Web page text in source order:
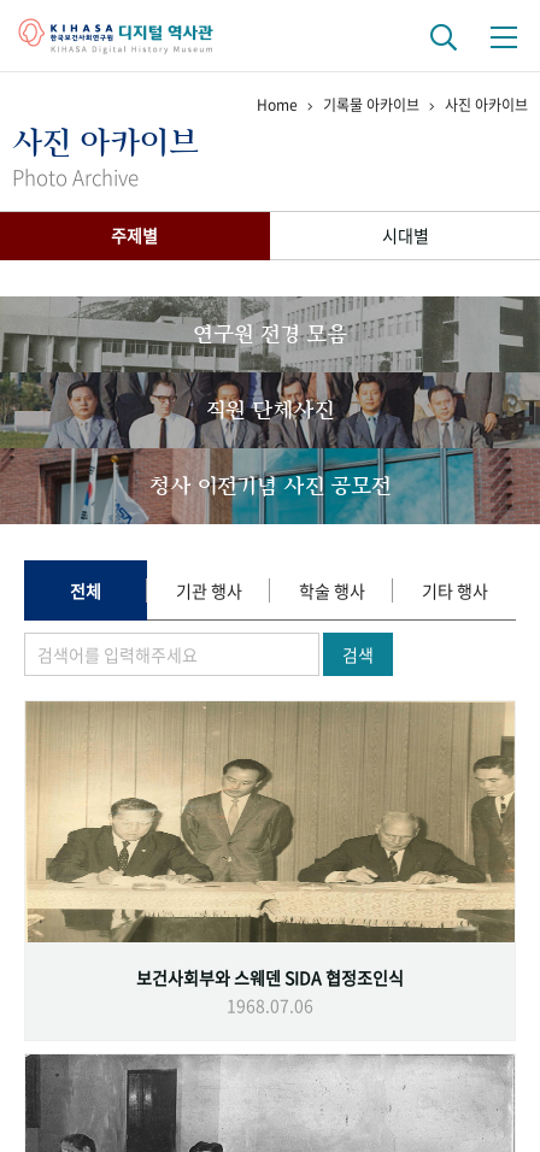
걸어온 길 기관 변천사
간행물 변천사
기록물 아카이브
사진 아카이브 문서 기록물 행정박물 영상 기록물
50+1 주년 기념
성과 50선 숫자로 보는 50년
세계와 함께 한 KIHASA
VR 역사관
Home 기록물 아카이브 사진 아카이브
사진 아카이브
Photo Archive
주제별 시대별
연구원 전경 모음
직원 단체사진
청사 이전기념 사진 공모전
전체 기관 행사 학술 행사 기타 행사
검색
보건사회부와 스웨덴 SIDA 협정조인식
1968.07.06